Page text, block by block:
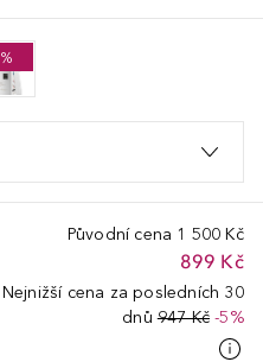
%
Původní cena 1 500 Kč
899 Kč
Nejnižší cena za posledních 30
dnů 947 Kč -5%